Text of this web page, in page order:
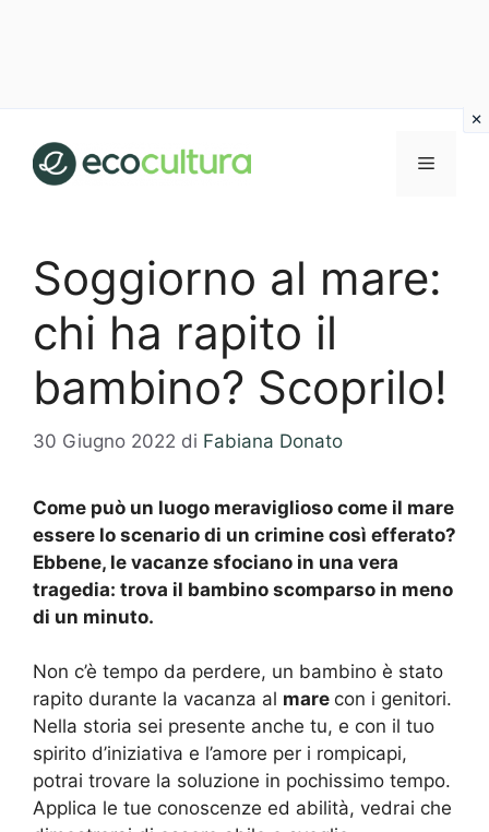
contenuto
MENU
Soggiorno al mare:
chi ha rapito il
bambino? Scoprilo!
30 Giugno 2022 di Fabiana Donato
Come può un luogo meraviglioso come il mare
essere lo scenario di un crimine così efferato?
Ebbene, le vacanze sfociano in una vera
tragedia: trova il bambino scomparso in meno
di un minuto.
Non c’è tempo da perdere, un bambino è stato
rapito durante la vacanza al mare con i genitori.
Nella storia sei presente anche tu, e con il tuo
spirito d’iniziativa e l’amore per i rompicapi,
potrai trovare la soluzione in pochissimo tempo.
Applica le tue conoscenze ed abilità, vedrai che